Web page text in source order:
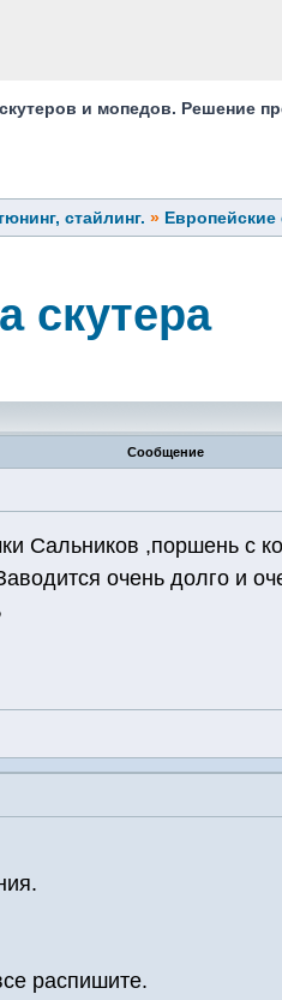
скутеров и мопедов.
стайлинг. » Европейские
скутера
Сообщение
Сальников ,поршень с
очень долго и
распишите.